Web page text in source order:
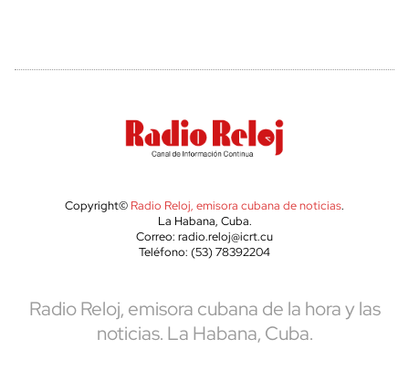
Copyright© Radio Reloj, emisora cubana de noticias.
La Habana, Cuba.
Correo: radio.reloj@icrt.cu
Teléfono: (53) 78392204
Radio Reloj, emisora cubana de la hora y las
noticias. La Habana, Cuba.